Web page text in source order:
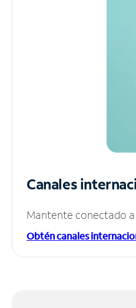
Canales
Mantente conectado
Obtén canales